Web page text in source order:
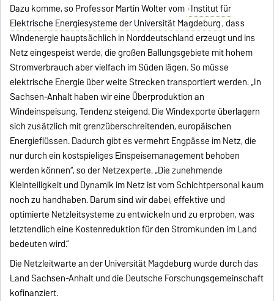
Dazu komme, so Professor Martin Wolter vom Institut für
Elektrische Energiesysteme der Universität Magdeburg, dass
Windenergie hauptsächlich in Norddeutschland erzeugt und ins
Netz eingespeist werde, die großen Ballungsgebiete mit hohem
Stromverbrauch aber vielfach im Süden lägen. So müsse
elektrische Energie über weite Strecken transportiert werden. „In
Sachsen-Anhalt haben wir eine Überproduktion an
Windeinspeisung, Tendenz steigend. Die Windexporte überlagern
sich zusätzlich mit grenzüberschreitenden, europäischen
Energieflüssen. Dadurch gibt es vermehrt Engpässe im Netz, die
nur durch ein kostspieliges Einspeisemanagement behoben
werden können“, so der Netzexperte. „Die zunehmende
Kleinteiligkeit und Dynamik im Netz ist vom Schichtpersonal kaum
noch zu handhaben. Darum sind wir dabei, effektive und
optimierte Netzleitsysteme zu entwickeln und zu erproben, was
letztendlich eine Kostenreduktion für den Stromkunden im Land
bedeuten wird.“
Die Netzleitwarte an der Universität Magdeburg wurde durch das
Land Sachsen-Anhalt und die Deutsche Forschungsgemeinschaft
kofinanziert.